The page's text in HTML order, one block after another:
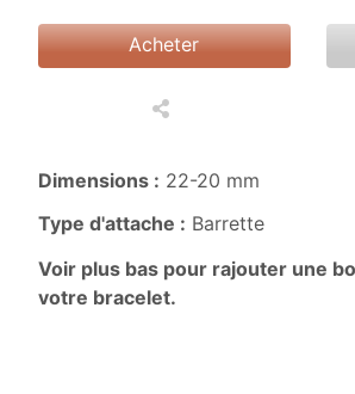
Acheter
Dimensions : 22-20 mm
Type d'attache : Barrette
Voir plus bas pour rajouter une
votre bracelet.